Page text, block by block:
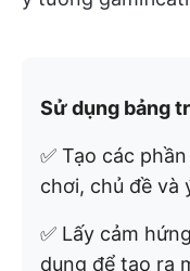
Sử dụng bảng
✅ Tạo các
chơi, chủ đề và
✅ Lấy cảm
dụng để tạo ra